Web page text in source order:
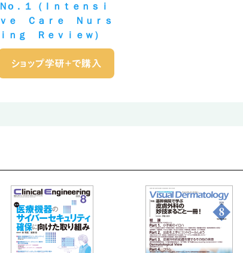
Ｎо．１（Ｉｎｔｅｎｓｉ
ｖｅ Ｃａｒｅ Ｎｕｒｓ
ｉｎｇ Ｒｅｖｉｅｗ）